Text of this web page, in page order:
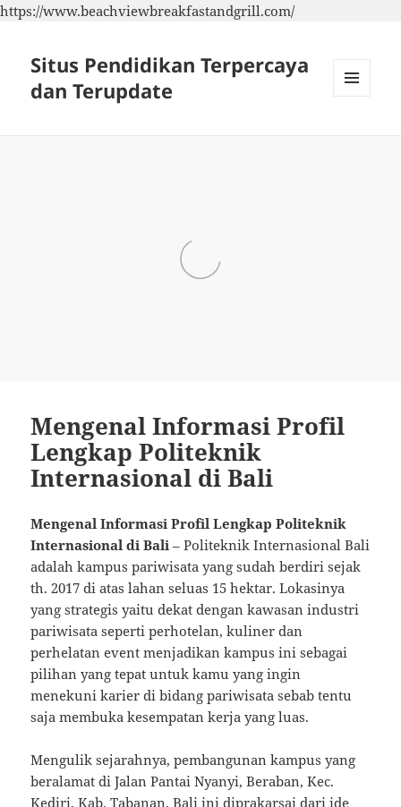
https://www.beachviewbreakfastandgrill.com/
Situs Pendidikan Terpercaya
dan Terupdate
Mengenal Informasi Profil
Lengkap Politeknik
Internasional di Bali
Mengenal Informasi Profil Lengkap Politeknik
Internasional di Bali – Politeknik Internasional Bali
adalah kampus pariwisata yang sudah berdiri sejak
th. 2017 di atas lahan seluas 15 hektar. Lokasinya
yang strategis yaitu dekat dengan kawasan industri
pariwisata seperti perhotelan, kuliner dan
perhelatan event menjadikan kampus ini sebagai
pilihan yang tepat untuk kamu yang ingin
menekuni karier di bidang pariwisata sebab tentu
saja membuka kesempatan kerja yang luas.
Mengulik sejarahnya, pembangunan kampus yang
beralamat di Jalan Pantai Nyanyi, Beraban, Kec.
Kediri, Kab. Tabanan, Bali ini diprakarsai dari ide